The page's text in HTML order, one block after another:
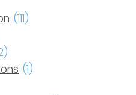
(111)
(1)